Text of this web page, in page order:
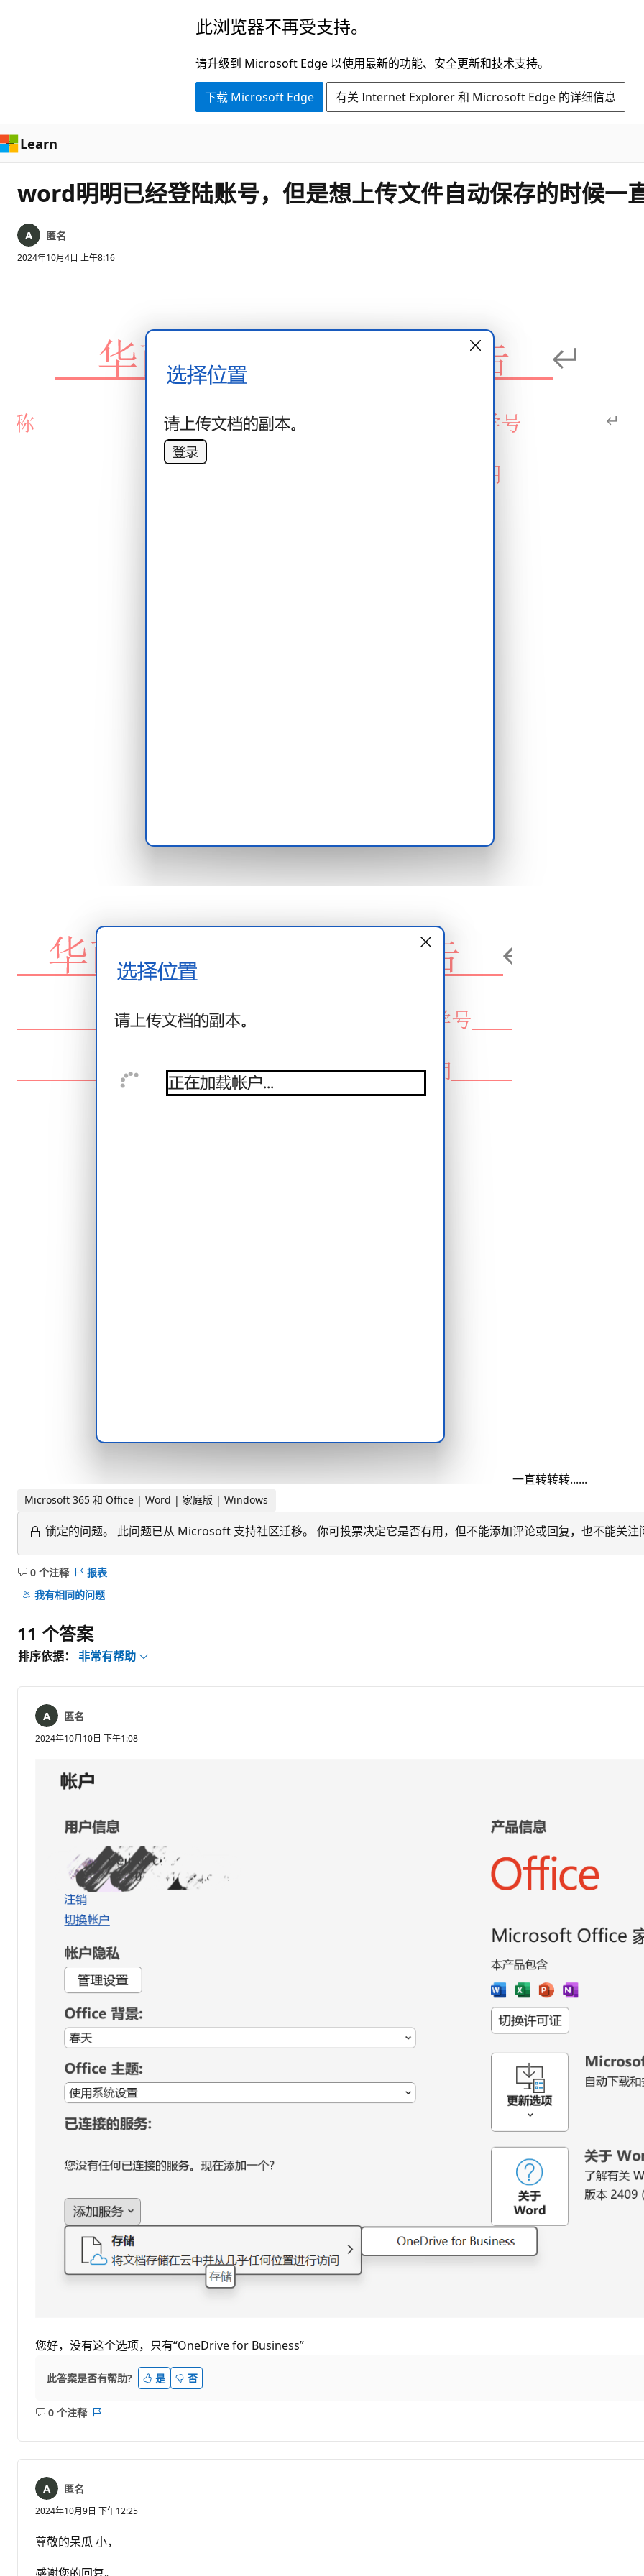
容
此浏览器不再受支持。
请升级到 Microsoft Edge 以使用最新的功能、安全更新和技术支持。
下载 Microsoft Edge 有关 Internet Explorer 和 Microsoft Edge 的详细信息
Learn
word明明已经登陆账号，但是想上传文件自动保存的时候一
匿名
2024年10月4日 上午8:16
一直转转转......
Microsoft 365 和 Office | Word | 家庭版 | Windows
锁定的问题。 此问题已从 Microsoft 支持社区迁移。 你可投票决定它是否有用，但不能添加评论或回复，也不能关注
0 个注释
无
注
报表
我有相同的问题
11 个答案
排序依据： 非常有帮助
匿名
2024年10月10日 下午1:08
您好，没有这个选项，只有“OneDrive for Business”
此答案是否有帮助? 是 否
0 个注释
无
匿名
2024年10月9日 下午12:25
尊敬的呆瓜 小，